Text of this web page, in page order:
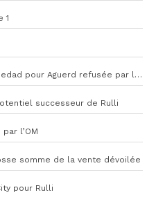
1
La première offre de la Real Sociedad pour Aguerd refusée par l’OM
successeur de Rulli
l’OM
somme de la vente dévoilée
pour Rulli